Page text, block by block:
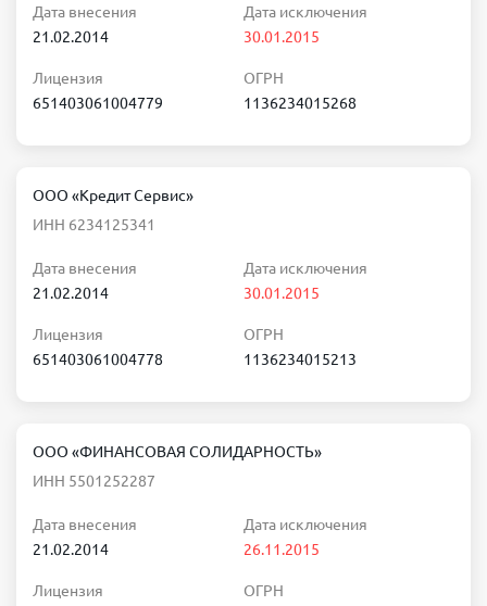
Дата внесения
21.02.2014
Дата исключения
30.01.2015
Лицензия
651403061004779
ОГРН
1136234015268
ООО «Кредит Сервис»
ИНН 6234125341
Дата внесения
21.02.2014
Дата исключения
30.01.2015
Лицензия
651403061004778
ОГРН
1136234015213
ООО «ФИНАНСОВАЯ СОЛИДАРНОСТЬ»
ИНН 5501252287
Дата внесения
21.02.2014
Дата исключения
26.11.2015
Лицензия
ОГРН